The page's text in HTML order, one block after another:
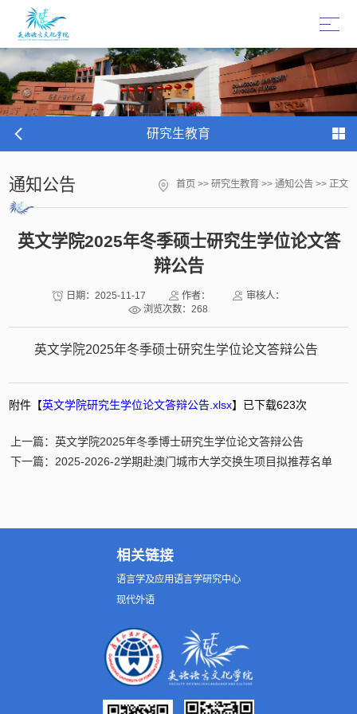
研究生教育
通知公告 首页 >> 研究生教育 >> 通知公告>> 正文
英文学院2025年冬季硕士研究生学位论文答
辩公告
日期：2025-11-17 作者：
审核人：
浏览次数： 268
英文学院2025年冬季硕士研究生学位论文答辩公告
附件【英文学院研究生学位论文答辩公告.xlsx】已下载623次
上一篇：英文学院2025年冬季博士研究生学位论文答辩公告
下一篇：2025-2026-2学期赴澳门城市大学交换生项目拟推荐名单
相关链接
语言学及应用语言学研究中心
现代外语